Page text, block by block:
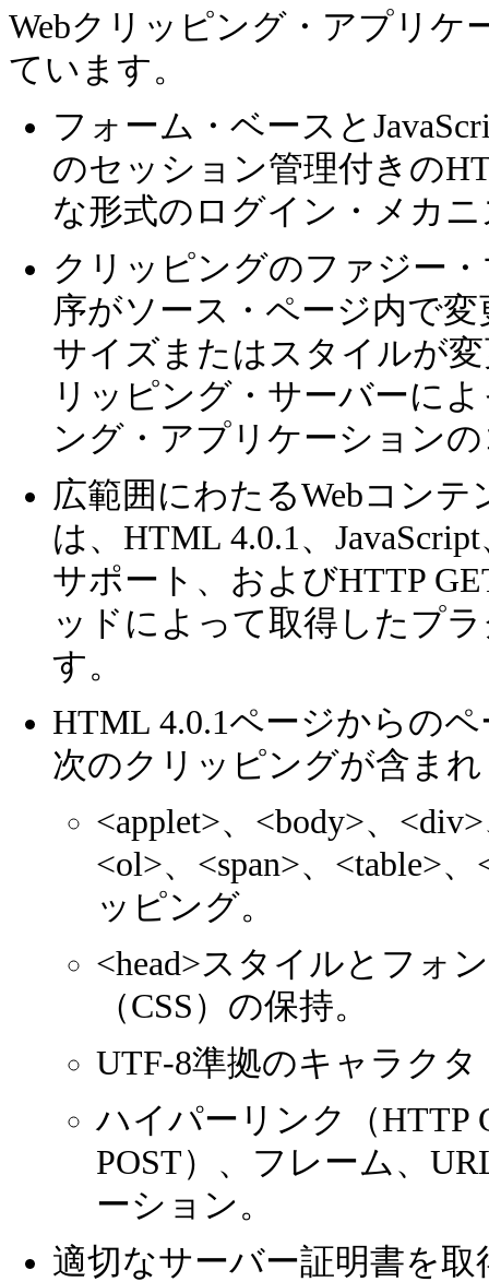
Webクリッピング・ アプリケ
ています。
フォーム・ベースと
のセッション管理付きの
な形式のログイン・メカ
クリッピングのファジー
序がソース・ページ内で
サイズまたはスタイルが
リッピング・サーバーに
ング・アプリケーション
広範囲にわたるWebコン
は、HTML 4.0.1、
サポート、およびHTTP
ッドによって取得したプ
す。
HTML 4.0.1ページからの
次のクリッピングが含ま
<applet>、<body>、
<ol>、<span>、<table>
ッピング。
<head>スタイルとフォ
（CSS）の保持。
UTF-8準拠のキャラク
ハイパーリンク（HTTP
POST）、フレーム、
ーション。
適切なサーバー証明書を